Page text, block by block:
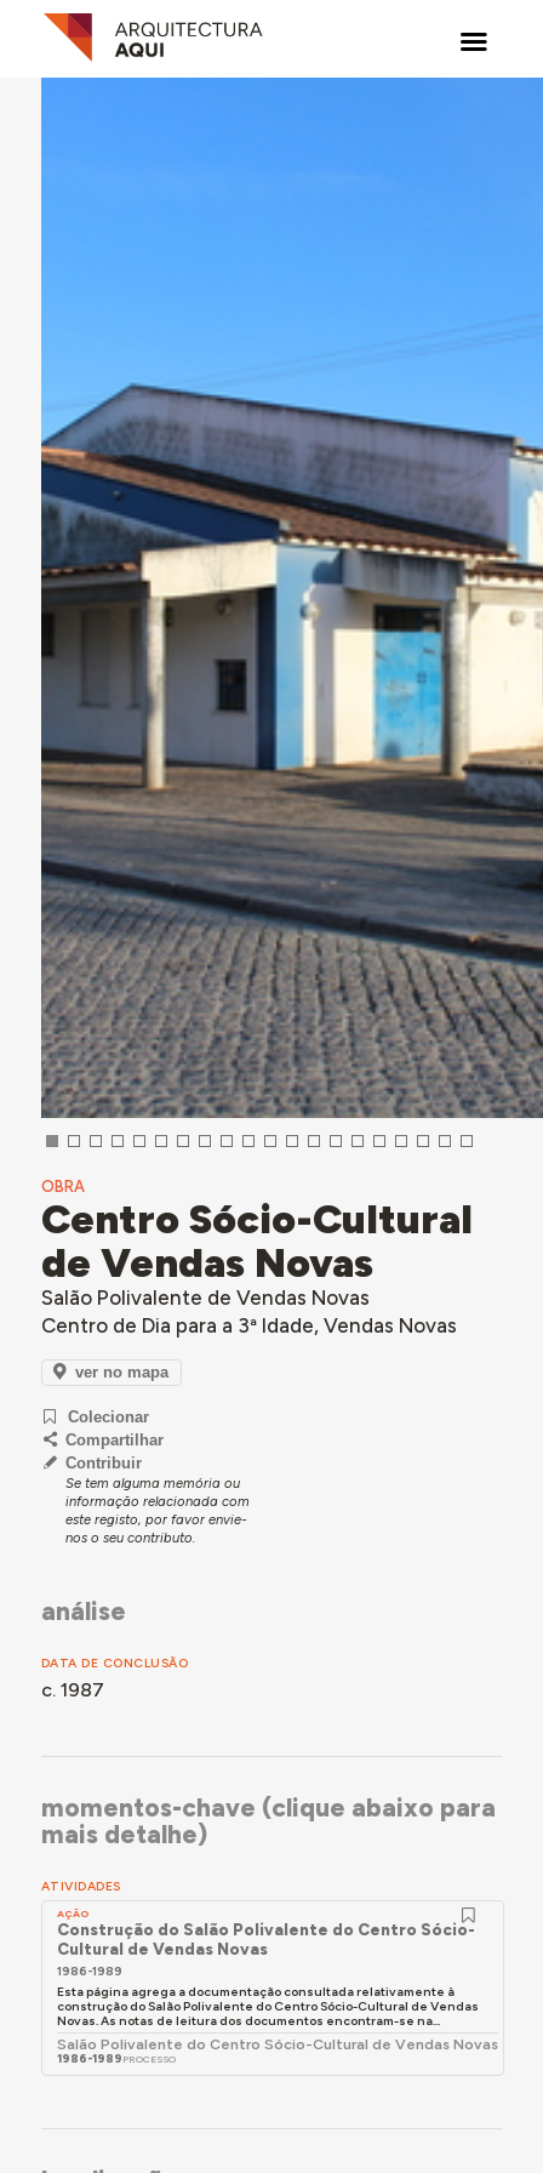
OBRA
Centro Sócio-Cultural
de Vendas Novas
Salão Polivalente de Vendas Novas
Centro de Dia para a 3ª Idade, Vendas Novas
ver no mapa
Colecionar
Compartilhar
Contribuir
Se tem alguma memória ou
informação relacionada com
este registo, por favor envie-
nos o seu contributo.
análise
DATA DE CONCLUSÃO
c. 1987
momentos-chave (clique abaixo para
mais detalhe)
ATIVIDADES
AÇÃO
Construção do Salão Polivalente do Centro Sócio-
Cultural de Vendas Novas
1986-1989
Esta página agrega a documentação consultada relativamente à
construção do Salão Polivalente do Centro Sócio-Cultural de Vendas
Novas. As notas de leitura dos documentos encontram-se na...
Salão Polivalente do Centro Sócio-Cultural de Vendas Novas
1986-1989 PROCESSO